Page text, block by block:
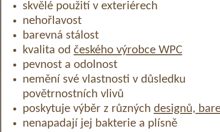
skvělé použití v exteriérech
nehořlavost
barevná stálost
kvalita od českého výrobce WPC
pevnost a odolnost
nemění své vlastnosti v důsledku
povětrnostních vlivů
poskytuje výběr z různých designů,
nenapadají jej bakterie a plísně